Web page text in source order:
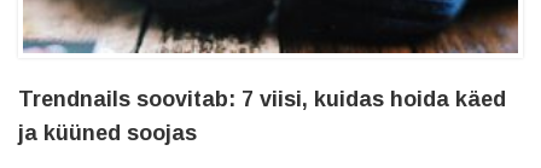
Trendnails soovitab: 7 viisi, kuidas hoida käed
ja küüned soojas